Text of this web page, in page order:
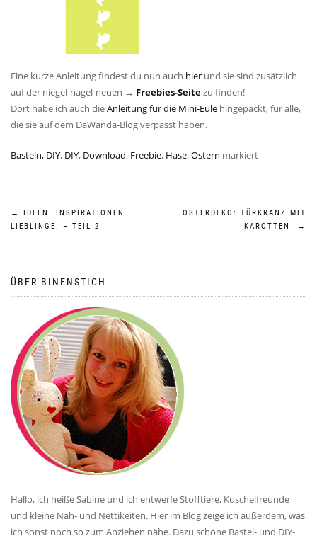
Eine kurze Anleitung findest du nun auch hier und sie sind zusätzlich
auf der niegel-nagel-neuen → Freebies-Seitezu finden!
Dort habe ich auch dieAnleitung für die Mini-Eule hingepackt, für alle,
die sie auf dem DaWanda-Blog verpasst haben.
Basteln, DIY, DIY, Download, Freebie, Hase,Ostern markiert
Beitragsnavigation
←
IDEEN. INSPIRATIONEN.
LIEBLINGE. – TEIL 2
OSTERDEKO: TÜRKRANZ MIT
KAROTTEN
→
ÜBER BINENSTICH
Hallo, ich heiße Sabine und ich entwerfe Stofftiere, Kuschelfreunde
und kleine Näh- und Nettikeiten. Hier im Blog zeige ich außerdem, was
ich sonst noch so zum Anziehen nähe. Dazu schöne Bastel- und DIY-